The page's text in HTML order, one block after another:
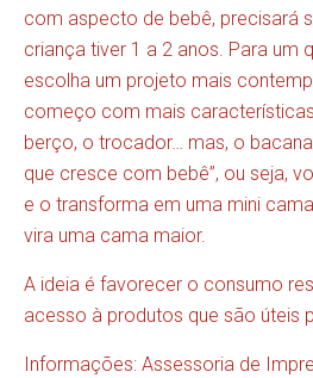
com aspecto de bebê, precisará
criança tiver 1 a 2 anos. Para um
escolha um projeto mais
começo com mais
berço, o trocador… mas, o
que cresce com bebê”, ou seja,
e o transforma em uma mini
vira uma cama maior.
A ideia é favorecer o consumo
acesso à produtos que são úteis
Informações: Assessoria de